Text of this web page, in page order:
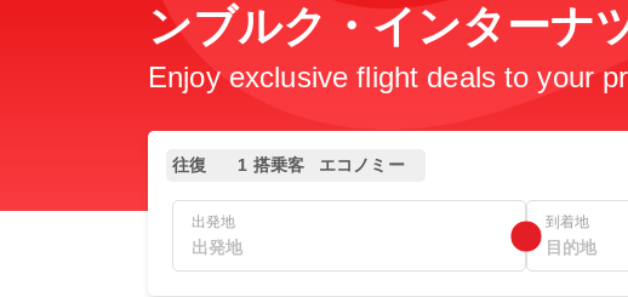
ンブルク・インターナ
Enjoy exclusive flight deals to your
往復 1 搭乗客 エコノミー
出発地 到着地